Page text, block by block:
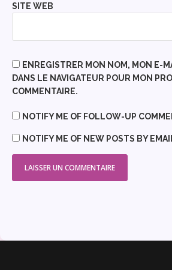
SITE WEB
ENREGISTRER MON NOM, MON E-
DANS LE NAVIGATEUR POUR MON
COMMENTAIRE.
NOTIFY ME OF FOLLOW-UP
NOTIFY ME OF NEW POSTS BY